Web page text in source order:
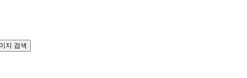
지 검색